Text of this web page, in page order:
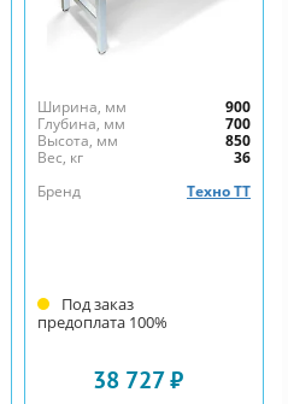
Ширина, мм
900
Глубина, мм
700
Высота, мм
850
Вес, кг
36
Бренд
Техно ТТ
Под заказ
предоплата 100%
38 727 ₽